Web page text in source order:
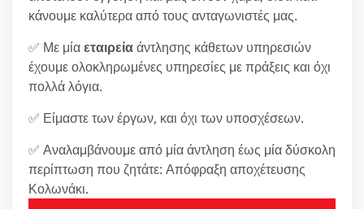
κάνουμε καλύτερα από τους ανταγωνιστές μας.
✅ Με μίαεταιρείαάντλησης κάθετων υπηρεσιών
έχουμε ολοκληρωμένες υπηρεσίες με πράξεις και όχι
πολλά λόγια.
✅ Είμαστε των έργων, και όχι των υποσχέσεων.
✅ Αναλαμβάνουμε από μία άντληση έως μία δύσκολη
περίπτωση που ζητάτε: Απόφραξη αποχέτευσης
Κολωνάκι.